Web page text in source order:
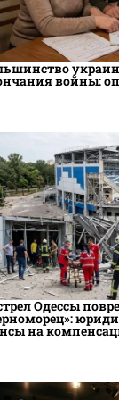
войны:
Одессы
на